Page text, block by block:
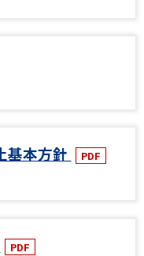
基本方針
PDF
PDF